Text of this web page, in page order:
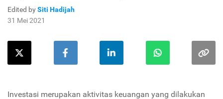
Edited bySiti Hadijah
31 Mei 2021
Investasi merupakan aktivitas keuangan yang dilakukan